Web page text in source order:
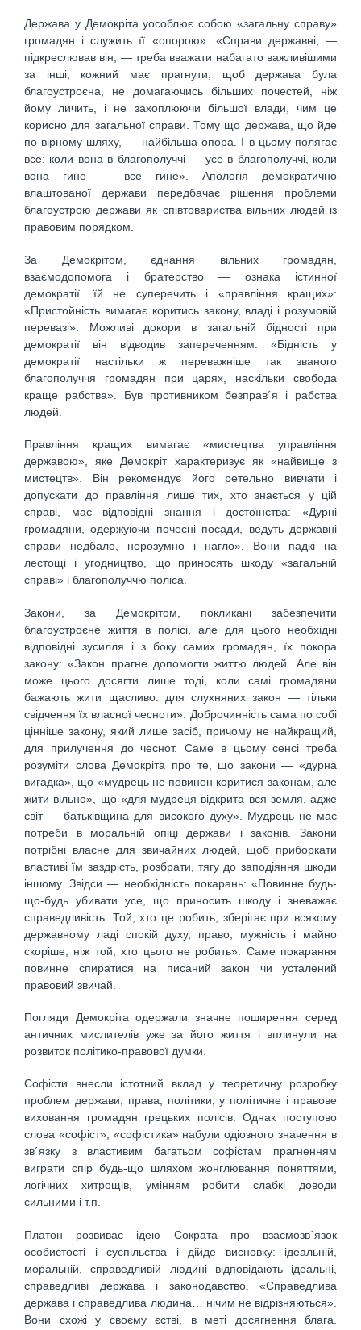
Держава у Демокріта уособлює собою «загальну справу»
громадян і служить її «опорою». «Справи державні, —
підкреслював він, — треба вважати набагато важливішими
за інші; кожний має прагнути, щоб держава була
благоустроєна, не домагаючись більших почестей, ніж
йому личить, і не захоплюючи більшої влади, чим це
корисно для загальної справи. Тому що держава, що йде
по вірному шляху, — найбільша опора. І в цьому полягає
все: коли вона в благополуччі — усе в благополуччі, коли
вона гине — все гине». Апологія демократично
влаштованої держави передбачає рішення проблеми
благоустрою держави як співтовариства вільних людей із
правовим порядком.
За Демокрітом, єднання вільних громадян,
взаємодопомога і братерство — ознака істинної
демократії. їй не суперечить і «правління кращих»:
«Пристойність вимагає коритись закону, владі і розумовій
перевазі». Можливі докори в загальній бідності при
демократії він відводив запереченням: «Бідність у
демократії настільки ж переважніше так званого
благополуччя громадян при царях, наскільки свобода
краще рабства». Був противником безправ´я і рабства
людей.
Правління кращих вимагає «мистецтва управління
державою», яке Демокріт характеризує як «найвище з
мистецтв». Він рекомендує його ретельно вивчати і
допускати до правління лише тих, хто знається у цій
справі, має відповідні знання і достоїнства: «Дурні
громадяни, одержуючи почесні посади, ведуть державні
справи недбало, нерозумно і нагло». Вони падкі на
лестощі і угодництво, що приносять шкоду «загальній
справі» і благополуччю поліса.
Закони, за Демокрітом, покликані забезпечити
благоустроєне життя в полісі, але для цього необхідні
відповідні зусилля і з боку самих громадян, їх покора
закону: «Закон прагне допомогти життю людей. Але він
може цього досягти лише тоді, коли самі громадяни
бажають жити щасливо: для слухняних закон — тільки
свідчення їх власної чесноти». Доброчинність сама по собі
цінніше закону, який лише засіб, причому не найкращий,
для прилучення до чеснот. Саме в цьому сенсі треба
розуміти слова Демокріта про те, що закони — «дурна
вигадка», що «мудрець не повинен коритися законам, але
жити вільно», що «для мудреця відкрита вся земля, адже
світ — батьківщина для високого духу». Мудрець не має
потреби в моральній опіці держави і законів. Закони
потрібні власне для звичайних людей, щоб приборкати
властиві їм заздрість, розбрати, тягу до заподіяння шкоди
іншому. Звідси — необхідність покарань: «Повинне будь-
що-будь убивати усе, що приносить шкоду і зневажає
справедливість. Той, хто це робить, зберігає при всякому
державному ладі спокій духу, право, мужність і майно
скоріше, ніж той, хто цього не робить». Саме покарання
повинне спиратися на писаний закон чи усталений
правовий звичай.
Погляди Демокріта одержали значне поширення серед
античних мислителів уже за його життя і вплинули на
розвиток політико-правової думки.
Софісти внесли істотний вклад у теоретичну розробку
проблем держави, права, політики, у політичне і правове
виховання громадян грецьких полісів. Однак поступово
слова «софіст», «софістика» набули одіозного значення в
зв´язку з властивим багатьом софістам прагненням
виграти спір будь-що шляхом жонглювання поняттями,
логічних хитрощів, умінням робити слабкі доводи
сильними і т.п.
Платон розвиває ідею Сократа про взаємозв´язок
особистості і суспільства і дійде висновку: ідеальній,
моральній, справедливій людині відповідають ідеальні,
справедливі держава і законодавство. «Справедлива
держава і справедлива людина… нічим не відрізняються».
Вони схожі у своєму єстві, в меті досягнення блага.